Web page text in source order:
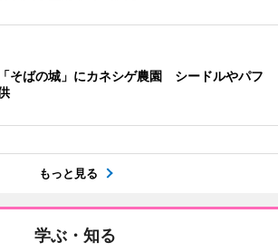
そばの城」にカネシゲ農園 シードルやパフ
もっと見る
学ぶ・知る